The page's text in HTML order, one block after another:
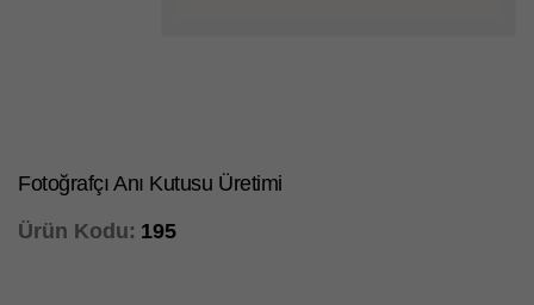
Fotoğrafçı Anı Kutusu Üretimi
Ürün Kodu: 195